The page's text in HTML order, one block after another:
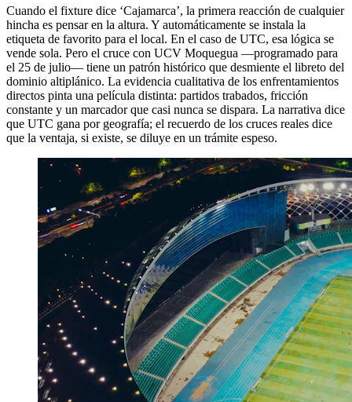
Cuando el fixture dice ‘Cajamarca’, la primera reacción de cualquier
hincha es pensar en la altura. Y automáticamente se instala la
etiqueta de favorito para el local. En el caso de UTC, esa lógica se
vende sola. Pero el cruce con UCV Moquegua —programado para
el 25 de julio— tiene un patrón histórico que desmiente el libreto del
dominio altiplánico. La evidencia cualitativa de los enfrentamientos
directos pinta una película distinta: partidos trabados, fricción
constante y un marcador que casi nunca se dispara. La narrativa dice
que UTC gana por geografía; el recuerdo de los cruces reales dice
que la ventaja, si existe, se diluye en un trámite espeso.